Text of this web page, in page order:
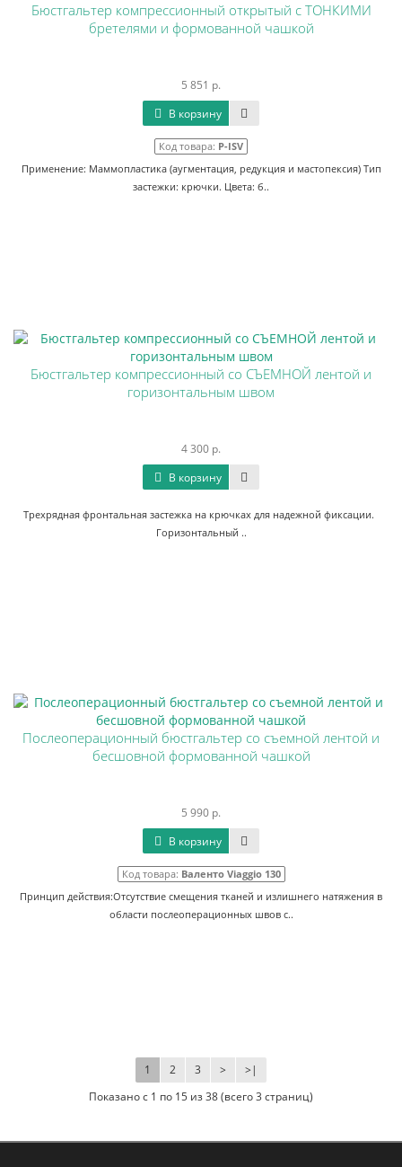
Бюстгальтер компрессионный открытый с ТОНКИМИ
бретелями и формованной чашкой
5 851 р.
В корзину
Код товара: P-ISV
Применение: Маммопластика (аугментация, редукция и мастопексия) Тип
застежки: крючки. Цвета: б..
Бюстгальтер компрессионный со СЪЕМНОЙ лентой и
горизонтальным швом
4 300 р.
В корзину
Трехрядная фронтальная застежка на крючках для надежной фиксации.
Горизонтальный ..
Послеоперационный бюстгальтер со съемной лентой и
бесшовной формованной чашкой
5 990 р.
В корзину
Код товара: Валенто Viaggio 130
Принцип действия:Отсутствие смещения тканей и излишнего натяжения в
области послеоперационных швов с..
1 2 3 > >|
Показано с 1 по 15 из 38 (всего 3 страниц)